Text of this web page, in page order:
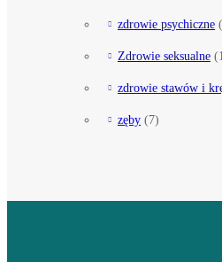
zdrowie psychiczne
Zdrowie seksualne
zdrowie stawów i
zęby (7)